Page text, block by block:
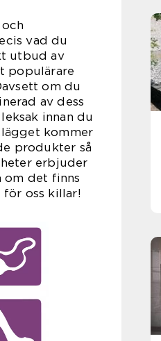
vad du
utbud av
populärare
om du
av dess
innan du
kommer
produkter så
erbjuder
om det finns
oss killar!